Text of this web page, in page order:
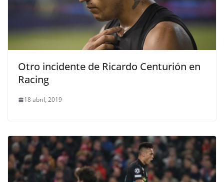
Otro incidente de Ricardo Centurión en
Racing
18 abril, 2019